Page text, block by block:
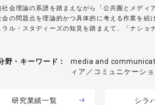
社会理論の系譜を踏まえながら「公共圏とメディ
会の問題点を理論的かつ具体的に考える作業を続
ラル・スタディーズの知見を踏まえて、「ナショ
野・ キーワード
media and
ィア／コミュニケーシ
研究業績一覧 シラ